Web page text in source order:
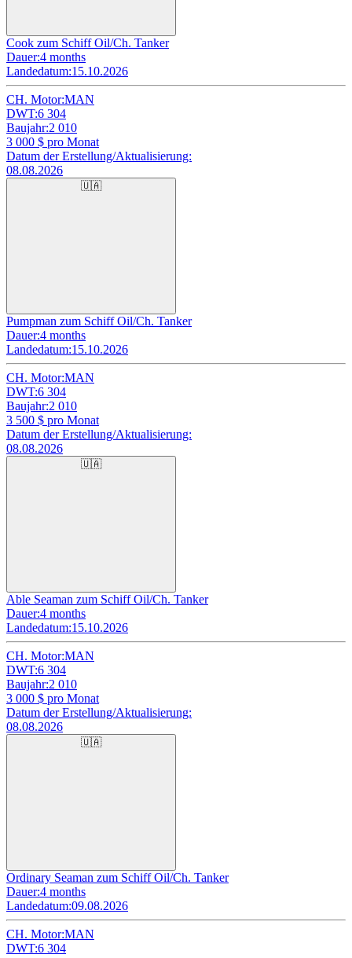
Cook zum Schiff Oil/Ch. Tanker
Dauer:4 months
Landedatum:15.10.2026
CH. Motor:MAN
DWT:6 304
Baujahr:2 010
3 000 $ pro Monat
Datum der Erstellung/Aktualisierung:
08.08.2026
🇺🇦
Pumpman zum Schiff Oil/Ch. Tanker
Dauer:4 months
Landedatum:15.10.2026
CH. Motor:MAN
DWT:6 304
Baujahr:2 010
3 500 $ pro Monat
Datum der Erstellung/Aktualisierung:
08.08.2026
🇺🇦
Able Seaman zum Schiff Oil/Ch. Tanker
Dauer:4 months
Landedatum:15.10.2026
CH. Motor:MAN
DWT:6 304
Baujahr:2 010
3 000 $ pro Monat
Datum der Erstellung/Aktualisierung:
08.08.2026
🇺🇦
Ordinary Seaman zum Schiff Oil/Ch. Tanker
Dauer:4 months
Landedatum:09.08.2026
CH. Motor:MAN
DWT:6 304